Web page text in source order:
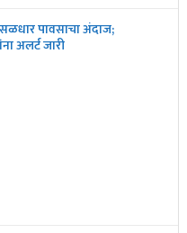
पावसाचा अंदाज;
अलर्ट जारी